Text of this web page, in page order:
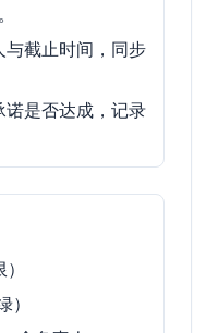
截止时间，同步
是否达成，记录